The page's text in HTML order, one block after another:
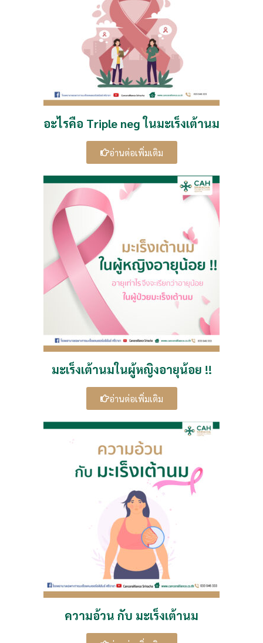
อะไรคือ Triple neg ในมะเร็งเต้านม
อ่านต่อเพิ่มเติม
มะเร็งเต้านมในผู้หญิงอายุน้อย !!
อ่านต่อเพิ่มเติม
ความอ้วน กับ มะเร็งเต้านม